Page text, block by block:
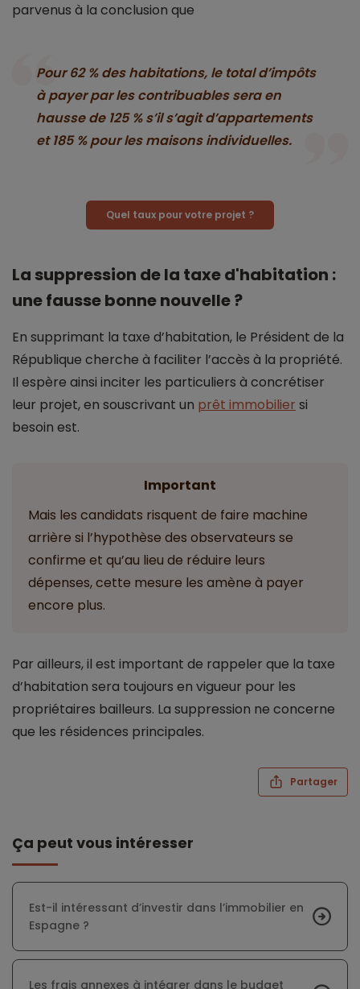
parvenus à la conclusion que
Pour 62 % des habitations, le total d’impôts
à payer par les contribuables sera en
hausse de 125 % s’il s’agit d’appartements
et 185 % pour les maisons individuelles.
Quel taux pour votre projet ?
La suppression de la taxe d'habitation :
une fausse bonne nouvelle ?
En supprimant la taxe d’habitation, le Président de la
République cherche à faciliter l’accès à la propriété.
Il espère ainsi inciter les particuliers à concrétiser
leur projet, en souscrivant un prêt immobilier si
besoin est.
Important
Mais les candidats risquent de faire machine
arrière si l’hypothèse des observateurs se
confirme et qu’au lieu de réduire leurs
dépenses, cette mesure les amène à payer
encore plus.
Par ailleurs, il est important de rappeler que la taxe
d’habitation sera toujours en vigueur pour les
propriétaires bailleurs. La suppression ne concerne
que les résidences principales.
Partager
Ça peut vous intéresser
Est-il intéressant d’investir dans l’immobilier en
Espagne ?
Les frais annexes à intégrer dans le budget